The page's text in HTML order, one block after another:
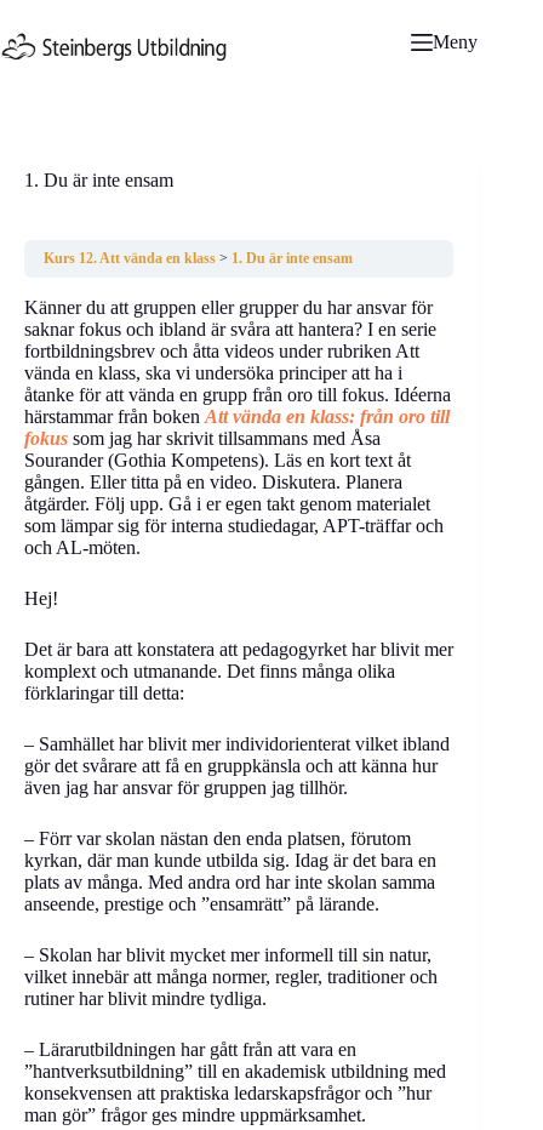
till
innehåll
Meny
1. Du är inte ensam
Kurs 12. Att vända en klass 1. Du är inte ensam
Känner du att gruppen eller grupper du har ansvar för
saknar fokus och ibland är svåra att hantera? I en serie
fortbildningsbrev och åtta videos under rubriken Att
vända en klass, ska vi undersöka principer att ha i
åtanke för att vända en grupp från oro till fokus. Idéerna
härstammar från boken Att vända en klass: från oro till
fokus som jag har skrivit tillsammans med Åsa
Sourander (Gothia Kompetens). Läs en kort text åt
gången. Eller titta på en video. Diskutera. Planera
åtgärder. Följ upp. Gå i er egen takt genom materialet
som lämpar sig för interna studiedagar, APT-träffar och
och AL-möten.
Hej!
Det är bara att konstatera att pedagogyrket har blivit mer
komplext och utmanande. Det finns många olika
förklaringar till detta:
– Samhället har blivit mer individorienterat vilket ibland
gör det svårare att få en gruppkänsla och att känna hur
även jag har ansvar för gruppen jag tillhör.
– Förr var skolan nästan den enda platsen, förutom
kyrkan, där man kunde utbilda sig. Idag är det bara en
plats av många. Med andra ord har inte skolan samma
anseende, prestige och ”ensamrätt” på lärande.
– Skolan har blivit mycket mer informell till sin natur,
vilket innebär att många normer, regler, traditioner och
rutiner har blivit mindre tydliga.
– Lärarutbildningen har gått från att vara en
”hantverksutbildning” till en akademisk utbildning med
konsekvensen att praktiska ledarskapsfrågor och ”hur
man gör” frågor ges mindre uppmärksamhet.